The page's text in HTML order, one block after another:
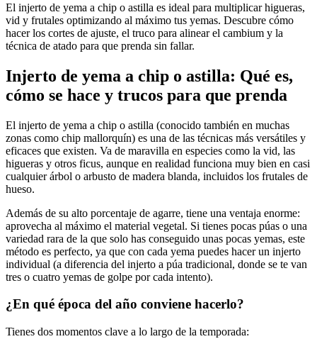
El injerto de yema a chip o astilla es ideal para multiplicar higueras,
vid y frutales optimizando al máximo tus yemas. Descubre cómo
hacer los cortes de ajuste, el truco para alinear el cambium y la
técnica de atado para que prenda sin fallar.
Injerto de yema a chip o astilla: Qué es,
cómo se hace y trucos para que prenda
El injerto de yema a chip o astilla (conocido también en muchas
zonas como chip mallorquín) es una de las técnicas más versátiles y
eficaces que existen. Va de maravilla en especies como la vid, las
higueras y otros ficus, aunque en realidad funciona muy bien en casi
cualquier árbol o arbusto de madera blanda, incluidos los frutales de
hueso.
Además de su alto porcentaje de agarre, tiene una ventaja enorme:
aprovecha al máximo el material vegetal. Si tienes pocas púas o una
variedad rara de la que solo has conseguido unas pocas yemas, este
método es perfecto, ya que con cada yema puedes hacer un injerto
individual (a diferencia del injerto a púa tradicional, donde se te van
tres o cuatro yemas de golpe por cada intento).
¿En qué época del año conviene hacerlo?
Tienes dos momentos clave a lo largo de la temporada: